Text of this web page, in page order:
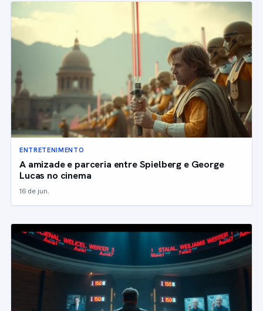
ENTRETENIMENTO
A amizade e parceria entre Spielberg e George
Lucas no cinema
16 de jun.